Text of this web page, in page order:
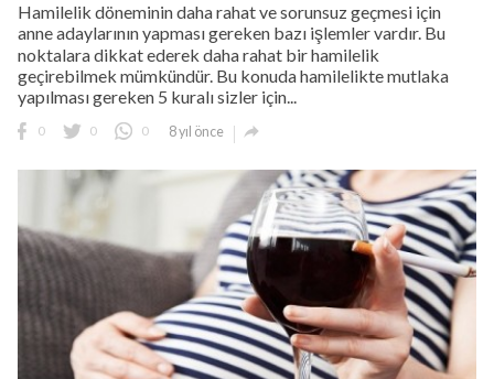
Hamilelik döneminin daha rahat ve sorunsuz geçmesi için
anne adaylarının yapması gereken bazı işlemler vardır. Bu
noktalara dikkat ederek daha rahat bir hamilelik
geçirebilmek mümkündür. Bu konuda hamilelikte mutlaka
yapılması gereken 5 kuralı sizler için...
0 0 0 8 yıl önce 